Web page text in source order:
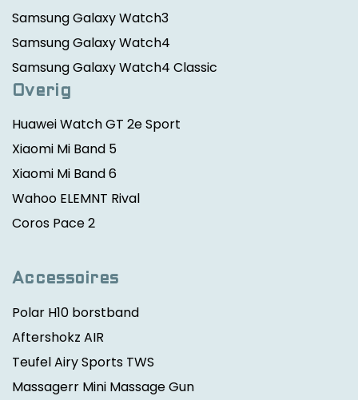
Samsung Galaxy Watch3
Samsung Galaxy Watch4
Samsung Galaxy Watch4 Classic
Overig
Huawei Watch GT 2e Sport
Xiaomi Mi Band 5
Xiaomi Mi Band 6
Wahoo ELEMNT Rival
Coros Pace 2
Accessoires
Polar H10 borstband
Aftershokz AIR
Teufel Airy Sports TWS
Massagerr Mini Massage Gun